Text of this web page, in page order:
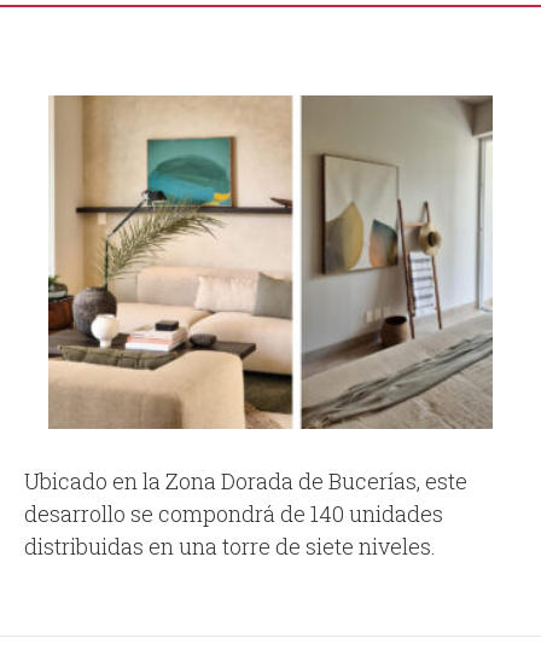
Ubicado en la Zona Dorada de Bucerías, este
desarrollo se compondrá de 140 unidades
distribuidas en una torre de siete niveles.